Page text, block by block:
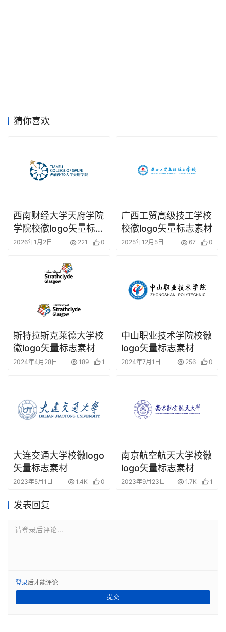
猜你喜欢
西南财经大学天府学院
学院校徽logo矢量标志
素材
2026年1月2日 221 0
广西工贸高级技工学校
校徽logo矢量标志素材
2025年12月5日 67 0
斯特拉斯克莱德大学校
徽logo矢量标志素材
2024年4月28日 189 1
中山职业技术学院校徽
logo矢量标志素材
2024年7月1日 256 0
大连交通大学校徽logo
矢量标志素材
2023年5月1日 1.4K 0
南京航空航天大学校徽
logo矢量标志素材
2023年9月23日 1.7K 1
发表回复
请登录后评论...
登录后才能评论
提交